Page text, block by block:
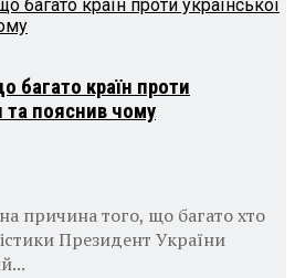
багато країн проти
та пояснив чому
причина того, що багато хто
Президент України